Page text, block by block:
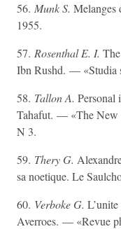
56. Munk S. Melanges
1955.
57. Rosenthal E. I.
Ibn Rushd. — «Studia
58. Tallon A. Personal
Tahafut. — «The New
N 3.
59. Thery G.
sa noetique. Le
60. Verboke G.
Averroes. — «Revue